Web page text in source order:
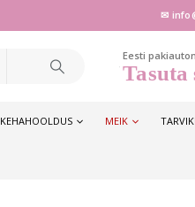
✉
Eesti
Tasuta
KEHAHOOLDUS MEIK